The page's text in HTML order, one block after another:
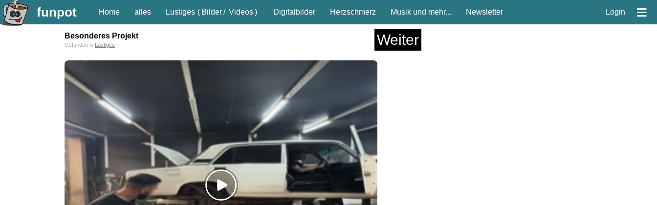
funpot Home alles Lustiges ( Bilder/ Videos) Digitalbilder Herzschmerz Musik und mehr... Newsletter Login ≡
Besonderes Projekt Weiter
Gefunden in Lustiges